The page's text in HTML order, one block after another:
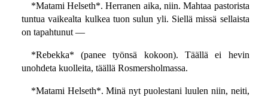
*Matami Helseth*. Herranen aika, niin. Mahtaa pastorista
tuntua vaikealta kulkea tuon sulun yli. Siellä missä sellaista
on tapahtunut —
*Rebekka* (panee työnsä kokoon). Täällä ei hevin
unohdeta kuolleita, täällä Rosmersholmassa.
*Matami Helseth*. Minä nyt puolestani luulen niin, neiti,